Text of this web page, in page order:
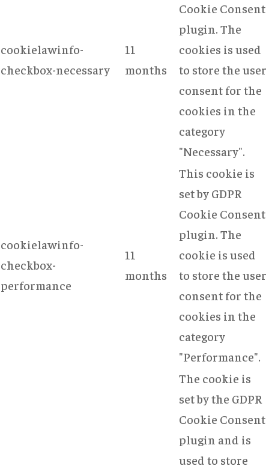
cookielawinfo-
checkbox-necessary
11
months
Cookie Consent
plugin. The
cookies is used
to store the user
consent for the
cookies in the
category
"Necessary".
cookielawinfo-
checkbox-
performance
11
months
This cookie is
set by GDPR
Cookie Consent
plugin. The
cookie is used
to store the user
consent for the
cookies in the
category
"Performance".
The cookie is
set by the GDPR
Cookie Consent
plugin and is
used to store